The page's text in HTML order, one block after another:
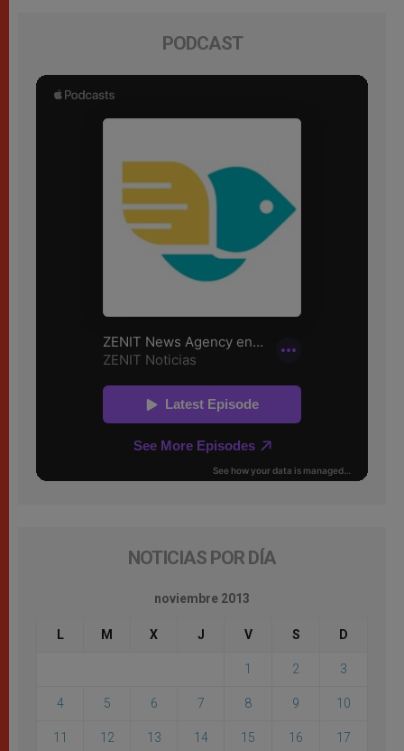
PODCAST
NOTICIAS POR DÍA
noviembre 2013
L M X J V S D
1 2 3
4 5 6 7 8 9 10
11 12 13 14 15 16 17